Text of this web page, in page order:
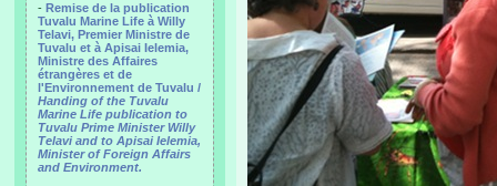
- Remise de la publication
Tuvalu Marine Life à Willy
Telavi, Premier Ministre de
Tuvalu et à Apisai Ielemia,
Ministre des Affaires
étrangères et de
l'Environnement de Tuvalu /
Handing of the Tuvalu
Marine Life publication to
Tuvalu Prime Minister Willy
Telavi and to Apisai Ielemia,
Minister of Foreign Affairs
and Environment.